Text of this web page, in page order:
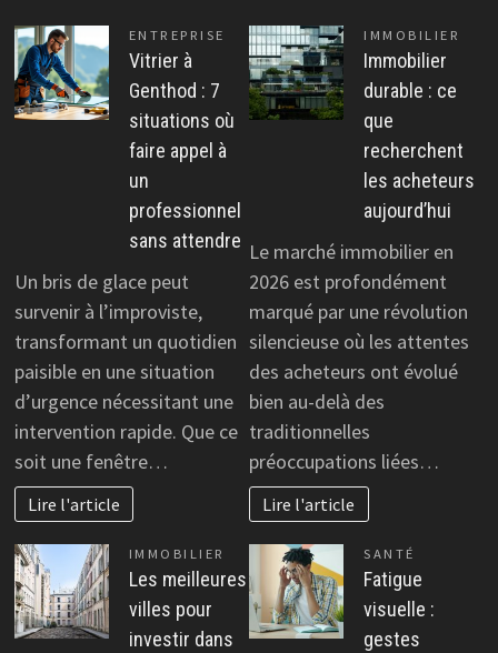
ENTREPRISE
Vitrier à
Genthod : 7
situations où
faire appel à
un
professionnel
sans attendre
Un bris de glace peut
survenir à l’improviste,
transformant un quotidien
paisible en une situation
d’urgence nécessitant une
intervention rapide. Que ce
soit une fenêtre…
Lire l'article
IMMOBILIER
Immobilier
durable : ce
que
recherchent
les acheteurs
aujourd’hui
Le marché immobilier en
2026 est profondément
marqué par une révolution
silencieuse où les attentes
des acheteurs ont évolué
bien au-delà des
traditionnelles
préoccupations liées…
Lire l'article
IMMOBILIER
Les meilleures
villes pour
investir dans
SANTÉ
Fatigue
visuelle :
gestes